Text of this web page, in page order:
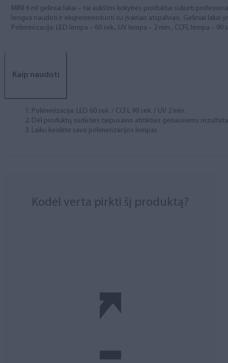
MINI 6 ml geliniai lakai – tai aukštos kokybės produktai sukurti
lengva naudoti ir eksperimentuoti su įvairiais atspalviais. Geliniai lakai
Polimerizacija: LED lempa – 60 sek., UV lempa – 2 min., CCFL lempa – 90
Kaip naudoti
Polimerizacija: LED 60 sek. / CCFL 90 sek. / UV 2 min.
Dėl produktų sudėties tarpusavio atitikties geriausiems
Laiku keiskite savo polimerizacijos lempas.
Kodėl verta pirkti šį produktą?